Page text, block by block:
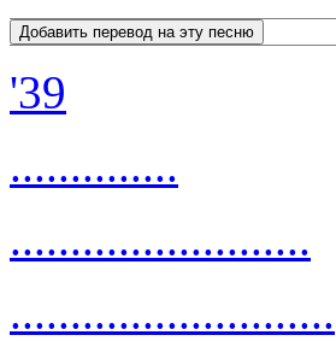
'39
..............
.........................
...........................